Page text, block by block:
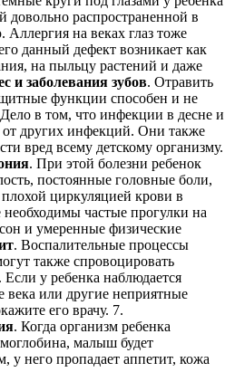
довольно распространенной в
Аллергия на веках глаз тоже
данный дефект возникает как
на пыльцу растений и даже
и заболевания зубов. Отравить
функции способен и не
в том, что инфекции в десне и
от других инфекций. Они также
вред всему детскому организму.
. При этой болезни ребенок
постоянные головные боли,
циркуляцией крови в
необходимы частые прогулки на
и умеренные физические
. Воспалительные процессы
также спровоцировать
у ребенка наблюдается
века или другие неприятные
его врачу. 7.
. Когда организм ребенка
малыш будет
у него пропадает аппетит, кожа